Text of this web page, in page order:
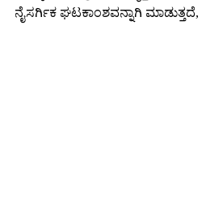
ನೈಸರ್ಗಿಕ ಘಟಕಾಂಶವನ್ನಾಗಿ